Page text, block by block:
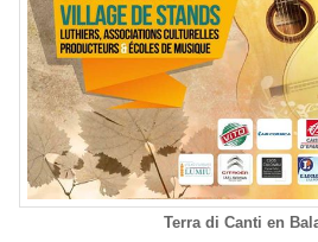
Terra di Canti en